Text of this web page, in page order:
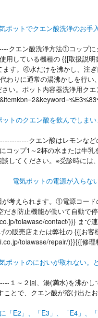
ポットでクエン酸洗浄のお手
クエン酸洗浄方法①コップ
している機種の {{[取扱
す。④水だけを沸かし、注
りに通常の湯沸かしを行
い。ポット内容器洗浄用ク
ットのクエン酸を飲んでしま
クエン酸はレモンな
ップ1～2杯の水または牛
してください。※受診時には
電気ポットの電源が入らな
考えられます。①電源コー
き防止機能が働いて自動
toiawase/contact/)}} ま
販売店または弊社の {{[お
toiawase/repair/)}}{{[修
ポットのにおいが取れない。
１～２回、湯(満水)を沸か
とで、クエン酸が溶け出た
「E2」、「E3」、「E4」、